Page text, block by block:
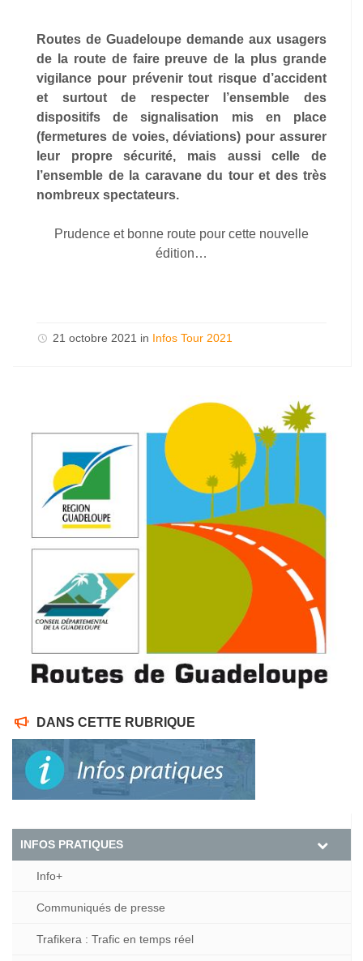
Routes de Guadeloupe demande aux usagers
de la route de faire preuve de la plus grande
vigilance pour prévenir tout risque d’accident
et surtout de respecter l’ensemble des
dispositifs de signalisation mis en place
(fermetures de voies, déviations) pour assurer
leur propre sécurité, mais aussi celle de
l’ensemble de la caravane du tour et des très
nombreux spectateurs.
Prudence et bonne route pour cette nouvelle
édition…
21 octobre 2021 in Infos Tour 2021
DANS CETTE RUBRIQUE
INFOS PRATIQUES
Info+
Communiqués de presse
Trafikera : Trafic en temps réel